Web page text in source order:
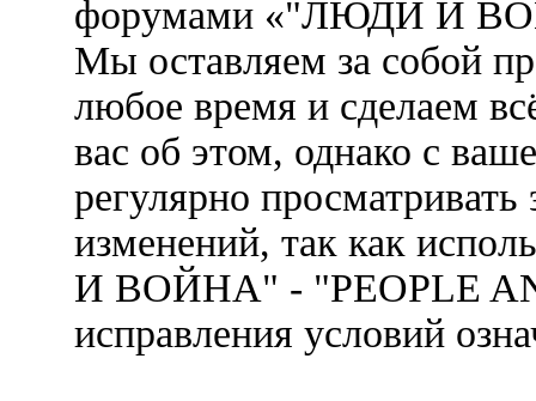
форумами «"ЛЮДИ И
Мы оставляем за собой
любое время и сделаем
вас об этом, однако с
регулярно просматривать
изменений, так как
И ВОЙНА" - "PEOPLE
исправления условий